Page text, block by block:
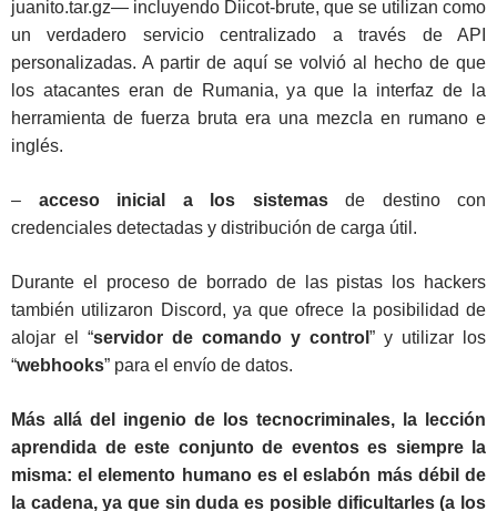
juanito.tar.gz— incluyendo Diicot-brute, que se utilizan como
un verdadero servicio centralizado a través de API
personalizadas. A partir de aquí se volvió al hecho de que
los atacantes eran de Rumania, ya que la interfaz de la
herramienta de fuerza bruta era una mezcla en rumano e
inglés.
– acceso inicial a los sistemasde destino con
credenciales detectadas y distribución de carga útil.
Durante el proceso de borrado de las pistas los hackers
también utilizaron Discord, ya que ofrece la posibilidad de
alojar el “servidor de comando y control ” y utilizar los
“webhooks” para el envío de datos.
Más allá del ingenio de los tecnocriminales, la lección
aprendida de este conjunto de eventos es siempre la
misma: el elemento humano es el eslabón más débil de
la cadena, ya que sin duda es posible dificultarles (a los